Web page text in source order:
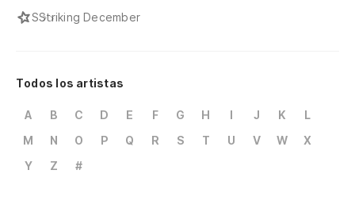
SStriking December
Todos los artistas
A B C D E F G H I J K
L
M
N O P Q R S T U V W
X
Y
Z #